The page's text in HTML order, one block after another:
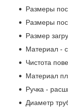
Размеры
Размеры
Размер
Материал -
Чистота
Материал
Ручка -
Диаметр